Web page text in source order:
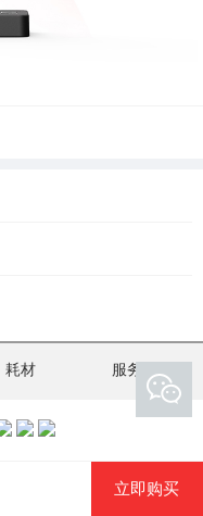
立即购买
耗材 服务支持